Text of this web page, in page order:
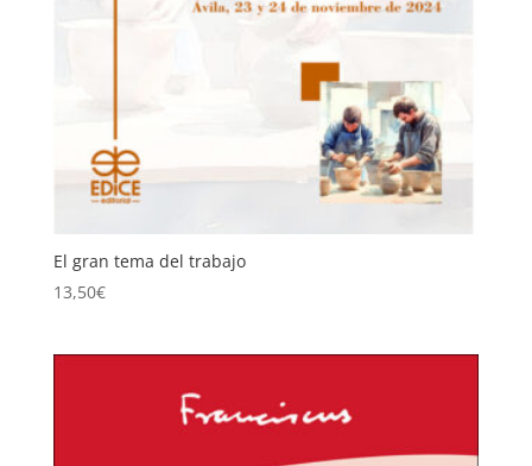
El gran tema del trabajo
13,50€